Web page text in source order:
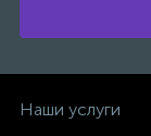
Наши услуги